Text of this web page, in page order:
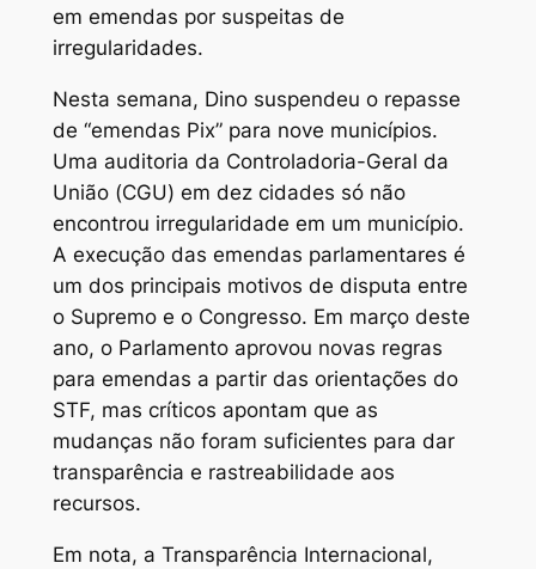
em emendas por suspeitas de
irregularidades.
Nesta semana, Dino suspendeu o repasse
de “emendas Pix” para nove municípios.
Uma auditoria da Controladoria-Geral da
União (CGU) em dez cidades só não
encontrou irregularidade em um município.
A execução das emendas parlamentares é
um dos principais motivos de disputa entre
o Supremo e o Congresso. Em março deste
ano, o Parlamento aprovou novas regras
para emendas a partir das orientações do
STF, mas críticos apontam que as
mudanças não foram suficientes para dar
transparência e rastreabilidade aos
recursos.
Em nota, a Transparência Internacional,